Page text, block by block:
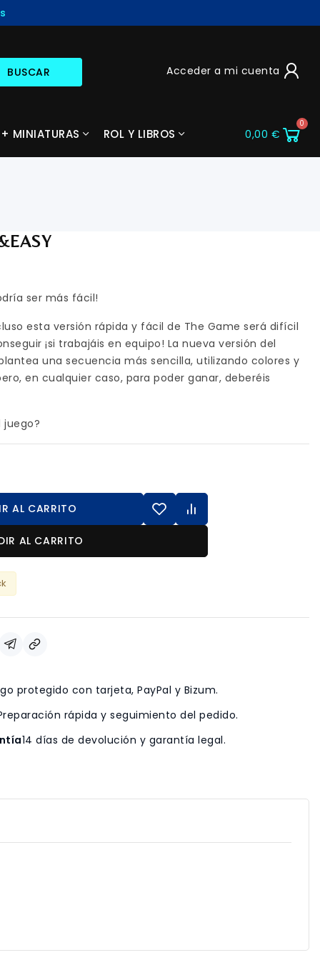
BUSCAR Acceder a mi cuenta
+ MINIATURAS ROL Y LIBROS 0,00 €
ser más fácil!
esta versión rápida y fácil de The Game será difícil
¡si trabajáis en equipo! La nueva versión del
una secuencia más sencilla, utilizando colores y
en cualquier caso, para poder ganar, deberéis
juego?
AL CARRITO
AL CARRITO
protegido con tarjeta, PayPal y Bizum.
rápida y seguimiento del pedido.
14 días de devolución y garantía legal.